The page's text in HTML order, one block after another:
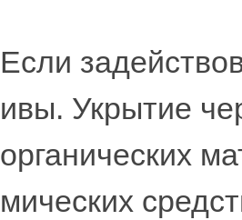
Если
ивы. Укрытие
органических
мических